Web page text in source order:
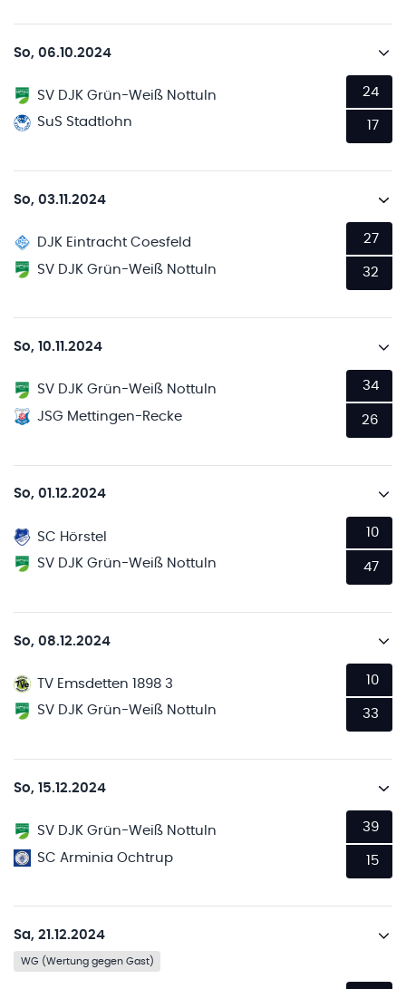
So, 06.10.2024
SV DJK Grün-Weiß Nottuln
SuS Stadtlohn
24
17
So, 03.11.2024
DJK Eintracht Coesfeld
SV DJK Grün-Weiß Nottuln
27
32
So, 10.11.2024
SV DJK Grün-Weiß Nottuln
JSG Mettingen-Recke
34
26
So, 01.12.2024
SC Hörstel
SV DJK Grün-Weiß Nottuln
10
47
So, 08.12.2024
TV Emsdetten 1898 3
SV DJK Grün-Weiß Nottuln
10
33
So, 15.12.2024
SV DJK Grün-Weiß Nottuln
SC Arminia Ochtrup
39
15
Sa, 21.12.2024
WG (Wertung gegen Gast)